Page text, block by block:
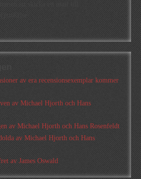
att skicka ett mail till
av era recensionsexemplar kommer
av Michael Hjorth och Hans
av Michael Hjorth och Hans Rosenfeldt
av Michael Hjorth och Hans
av James Oswald